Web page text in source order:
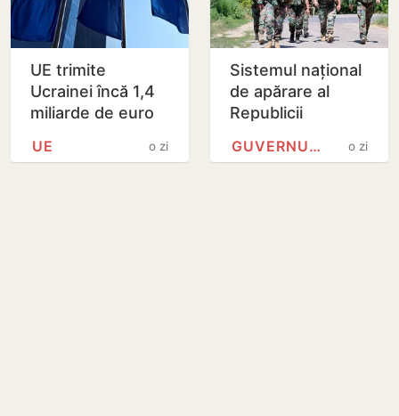
UE trimite
Ucrainei încă 1,4
miliarde de euro
generate de
o zi
UE
Sistemul național
de apărare al
Republicii
să fie modernizat
o zi
GUVERNUL REPUBLICII MOLDOVA